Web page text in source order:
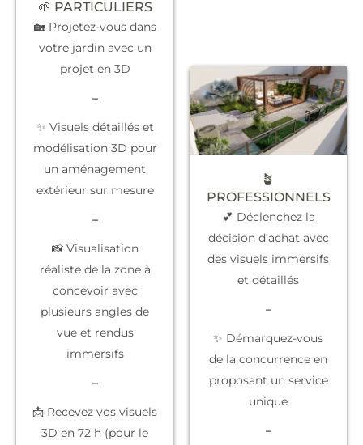
🌱 PARTICULIERS
🏡 Projetez-vous dans
votre jardin avec un
projet en 3D
–
✨ Visuels détaillés et
modélisation 3D pour
un aménagement
extérieur sur mesure
–
📸 Visualisation
réaliste de la zone à
concevoir avec
plusieurs angles de
vue et rendus
immersifs
–
📩 Recevez vos visuels
3D en 72 h (pour le
🪴
PROFESSIONNELS
💕 Déclenchez la
décision d’achat avec
des visuels immersifs
et détaillés
–
✨ Démarquez-vous
de la concurrence en
proposant un service
unique
–